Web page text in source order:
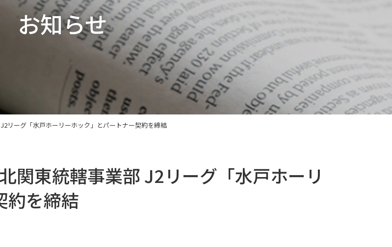
お知らせ
リーグ「水戸ホーリーホック」とパートナー契約を締結
関東統轄事業部 J2リーグ「水戸ホーリ
約を締結